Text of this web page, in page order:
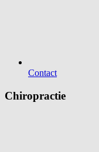
Contact
Chiropractie